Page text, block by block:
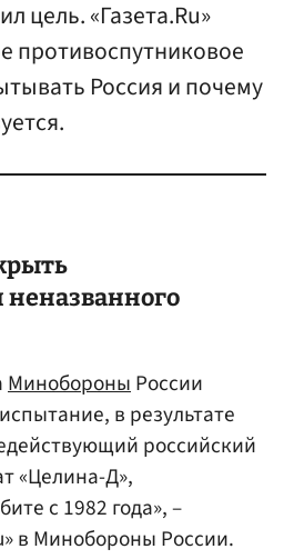
цель. «Газета.Ru»
противоспутниковое
Россия и почему
неназванного
МинобороныРоссии
в результате
российский
«Целина-Д»,
с 1982 года», –
в Минобороны России.